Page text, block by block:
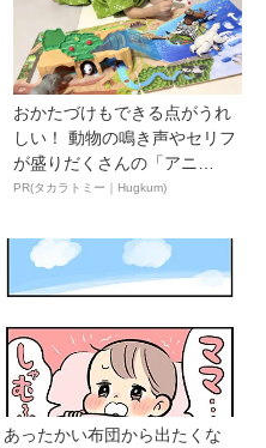
おかたづけもできる点がうれ
しい！ 動物の鳴き声やセリフ
が盛りだくさんの「アニ
ア ...
PR(タカラトミー｜Hugkum)
あったかい布団から出たくな